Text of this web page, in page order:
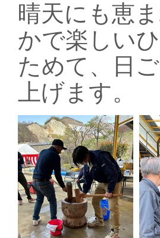
晴天にも恵
かで楽しい
ためて、日
上げます。